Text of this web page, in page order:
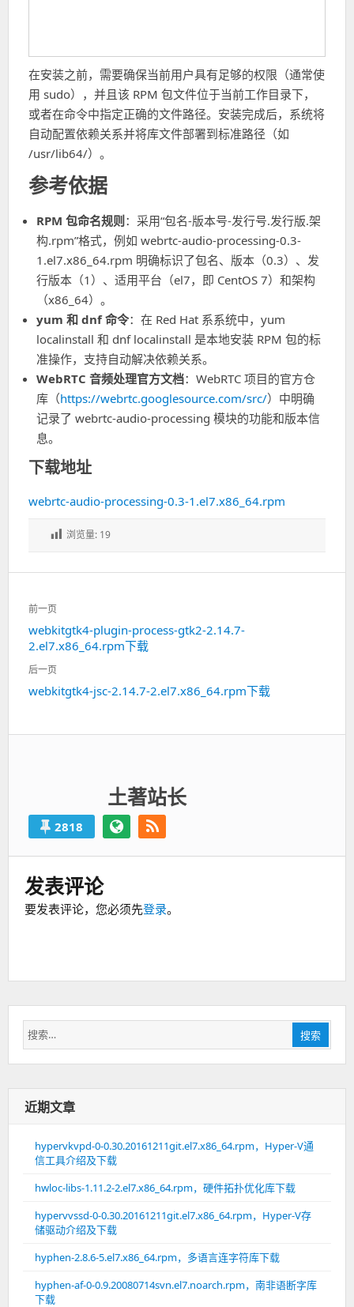
在安装之前，需要确保当前用户具有足够的权限（通常使
用 sudo），并且该 RPM 包文件位于当前工作目录下，
或者在命令中指定正确的文件路径。安装完成后，系统将
自动配置依赖关系并将库文件部署到标准路径（如
/usr/lib64/）。
参考依据
RPM 包命名规则 ：采用“包名-版本号-发行号.发行版.架
构.rpm”格式，例如 webrtc-audio-processing-0.3-
1.el7.x86_64.rpm 明确标识了包名、版本（0.3）、发
行版本（1）、适用平台（el7，即 CentOS 7）和架构
（x86_64）。
yum 和 dnf 命令：在 Red Hat 系系统中，yum
localinstall 和 dnf localinstall 是本地安装 RPM 包的标
准操作，支持自动解决依赖关系。
WebRTC 音频处理官方文档：WebRTC 项目的官方仓
库（https://webrtc.googlesource.com/src/）中明确
记录了 webrtc-audio-processing 模块的功能和版本信
息。
下载地址
webrtc-audio-processing-0.3-1.el7.x86_64.rpm
浏览量: 19
文
章
导
航
前一页
上
一
篇：
webkitgtk4-plugin-process-gtk2-2.14.7-
2.el7.x86_64.rpm下载
后一页
下
webkitgtk4-jsc-2.14.7-2.el7.x86_64.rpm下载
土著站长
2818
发表评论
要发表评论，您必须先登录。
搜
索：
搜索
近期文章
hypervkvpd-0-0.30.20161211git.el7.x86_64.rpm，Hyper-V通
信工具介绍及下载
hwloc-libs-1.11.2-2.el7.x86_64.rpm，硬件拓扑优化库下载
hypervvssd-0-0.30.20161211git.el7.x86_64.rpm，Hyper-V存
储驱动介绍及下载
hyphen-2.8.6-5.el7.x86_64.rpm，多语言连字符库下载
hyphen-af-0-0.9.20080714svn.el7.noarch.rpm，南非语断字库
下载